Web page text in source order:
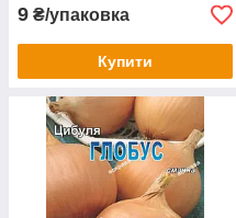
9 ₴/упаковка
Купити